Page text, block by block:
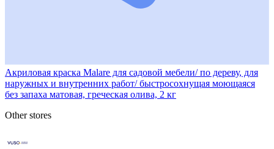
Акриловая краска Malare для садовой мебели/ по дереву, для
наружных и внутренних работ/ быстросохнущая моющаяся
без запаха матовая, греческая олива, 2 кг
Other stores